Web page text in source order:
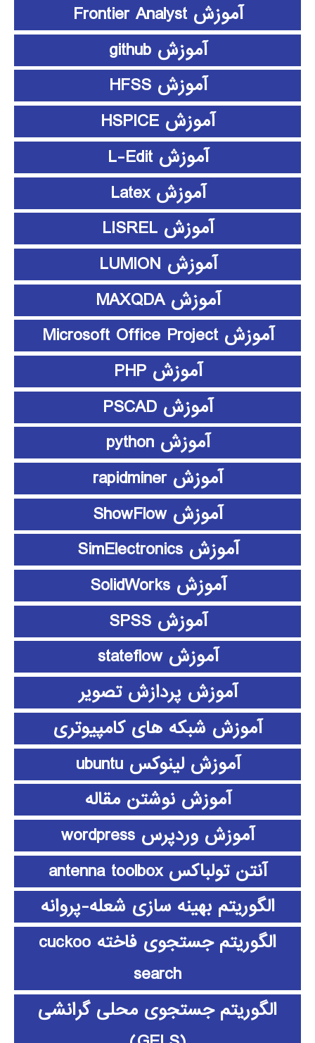
آموزش Frontier Analyst
آموزش github
آموزش HFSS
آموزش HSPICE
آموزش L-Edit
آموزش Latex
آموزش LISREL
آموزش LUMION
آموزش MAXQDA
آموزش Microsoft Office Project
آموزش PHP
آموزش PSCAD
آموزش python
آموزش rapidminer
آموزش ShowFlow
آموزش SimElectronics
آموزش SolidWorks
آموزش SPSS
آموزش stateflow
آموزش پردازش تصویر
آموزش شبکه های کامپیوتری
آموزش لینوکس ubuntu
آموزش نوشتن مقاله
آموزش وردپرس wordpress
آنتن تولباکس antenna toolbox
الگوریتم بهینه سازی شعله-پروانه
الگوریتم جستجوی فاخته cuckoo
search
الگوریتم جستجوی محلی گرانشی